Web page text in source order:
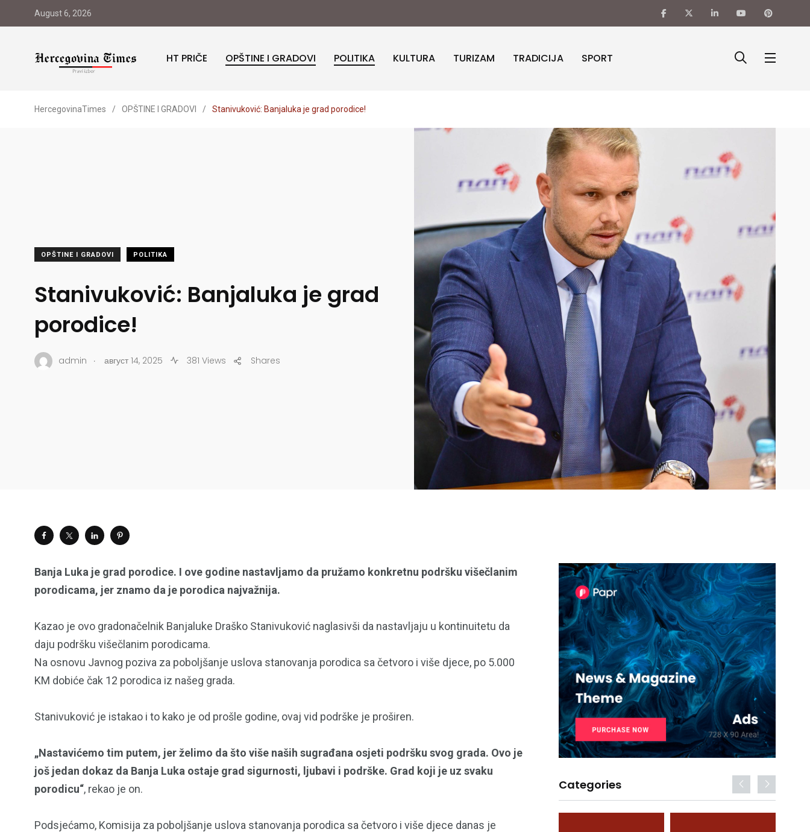
August 6, 2026
HT PRIČE OPŠTINE I GRADOVI POLITIKA KULTURA TURIZAM TRADICIJA SPORT
HercegovinaTimes / OPŠTINE I GRADOVI / Stanivuković: Banjaluka je grad porodice!
OPŠTINE I GRADOVI POLITIKA
Stanivuković: Banjaluka je grad
porodice!
admin . август 14, 2025 381 Views Shares
Banja Luka je grad porodice. I ove godine nastavljamo da pružamo konkretnu podršku višečlanim
porodicama, jer znamo da je porodica najvažnija.
Kazao je ovo gradonačelnik Banjaluke Draško Stanivuković naglasivši da nastavljaju u kontinuitetu da
daju podršku višečlanim porodicama.
Na osnovu Javnog poziva za poboljšanje uslova stanovanja porodica sa četvoro i više djece, po 5.000
KM dobiće čak 12 porodica iz našeg grada.
Stanivuković je istakao i to kako je od prošle godine, ovaj vid podrške je proširen.
„Nastavićemo tim putem, jer želimo da što više naših sugrađana osjeti podršku svog grada. Ovo je
još jedan dokaz da Banja Luka ostaje grad sigurnosti, ljubavi i podrške. Grad koji je uz svaku
porodicu“, rekao je on.
Podsjećamo, Komisija za poboljšanje uslova stanovanja porodica sa četvoro i više djece danas je
Categories